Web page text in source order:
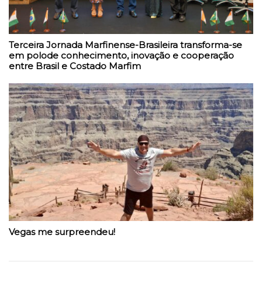
Terceira Jornada Marfinense-Brasileira transforma-se
em polode conhecimento, inovação e cooperação
entre Brasil e Costado Marfim
Vegas me surpreendeu!